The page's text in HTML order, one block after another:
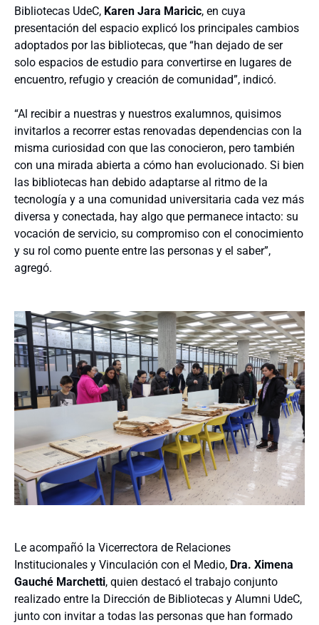
Bibliotecas UdeC, Karen Jara Maricic, en cuya
presentación del espacio explicó los principales cambios
adoptados por las bibliotecas, que “han dejado de ser
solo espacios de estudio para convertirse en lugares de
encuentro, refugio y creación de comunidad”, indicó.
“Al recibir a nuestras y nuestros exalumnos, quisimos
invitarlos a recorrer estas renovadas dependencias con la
misma curiosidad con que las conocieron, pero también
con una mirada abierta a cómo han evolucionado. Si bien
las bibliotecas han debido adaptarse al ritmo de la
tecnología y a una comunidad universitaria cada vez más
diversa y conectada, hay algo que permanece intacto: su
vocación de servicio, su compromiso con el conocimiento
y su rol como puente entre las personas y el saber”,
agregó.
Le acompañó la Vicerrectora de Relaciones
Institucionales y Vinculación con el Medio, Dra. Ximena
Gauché Marchetti, quien destacó el trabajo conjunto
realizado entre la Dirección de Bibliotecas y Alumni UdeC,
junto con invitar a todas las personas que han formado